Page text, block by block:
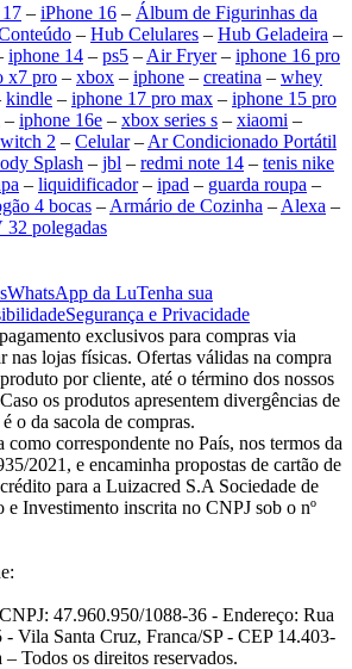
– iPhone 16 – Álbum de Figurinhas da
– Hub Celulares – Hub Geladeira –
iphone 14 – ps5 – Air Fryer– iphone 16 pro
x7 pro – xbox – iphone – creatina – whey
kindle – iphone 17 pro max – iphone 15 pro
– iphone 16e – xbox series s – xiaomi –
2 – Celular– Ar Condicionado Portátil
Splash – jbl – redmi note 14 – tenis nike
– liquidificador– ipad – guarda roupa –
4 bocas – Armário de Cozinha – Alexa –
32 polegadas
WhatsApp da LuTenha sua
Segurança e Privacidade
exclusivos para compras via
nas lojas físicas. Ofertas válidas na compra
por cliente, até o término dos nossos
os produtos apresentem divergências de
o da sacola de compras.
correspondente no País, nos termos da
2021, e encaminha propostas de cartão de
para a Luizacred S.A Sociedade de
e Investimento inscrita no CNPJ sob o nº
47.960.950/1088-36 - Endereço: Rua
Vila Santa Cruz, Franca/SP - CEP 14.403-
Todos os direitos reservados.